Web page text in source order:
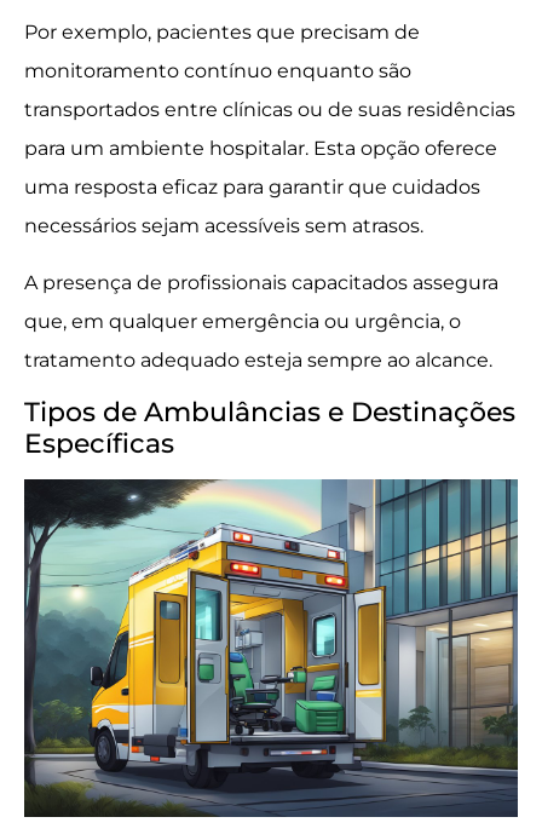
Por exemplo, pacientes que precisam de
monitoramento contínuo enquanto são
transportados entre clínicas ou de suas residências
para um ambiente hospitalar. Esta opção oferece
uma resposta eficaz para garantir que cuidados
necessários sejam acessíveis sem atrasos.
A presença de profissionais capacitados assegura
que, em qualquer emergência ou urgência, o
tratamento adequado esteja sempre ao alcance.
Tipos de Ambulâncias e Destinações
Específicas